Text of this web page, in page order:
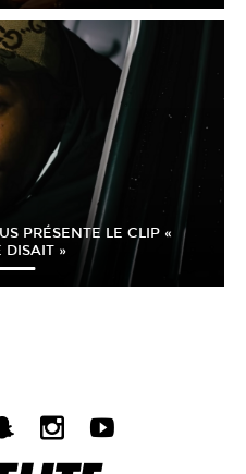
PRÉSENTE LE CLIP «
DISAIT »